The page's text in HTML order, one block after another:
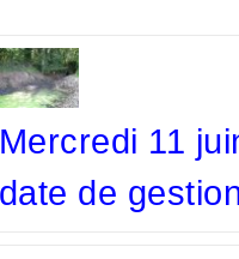
Mercredi 11
date de